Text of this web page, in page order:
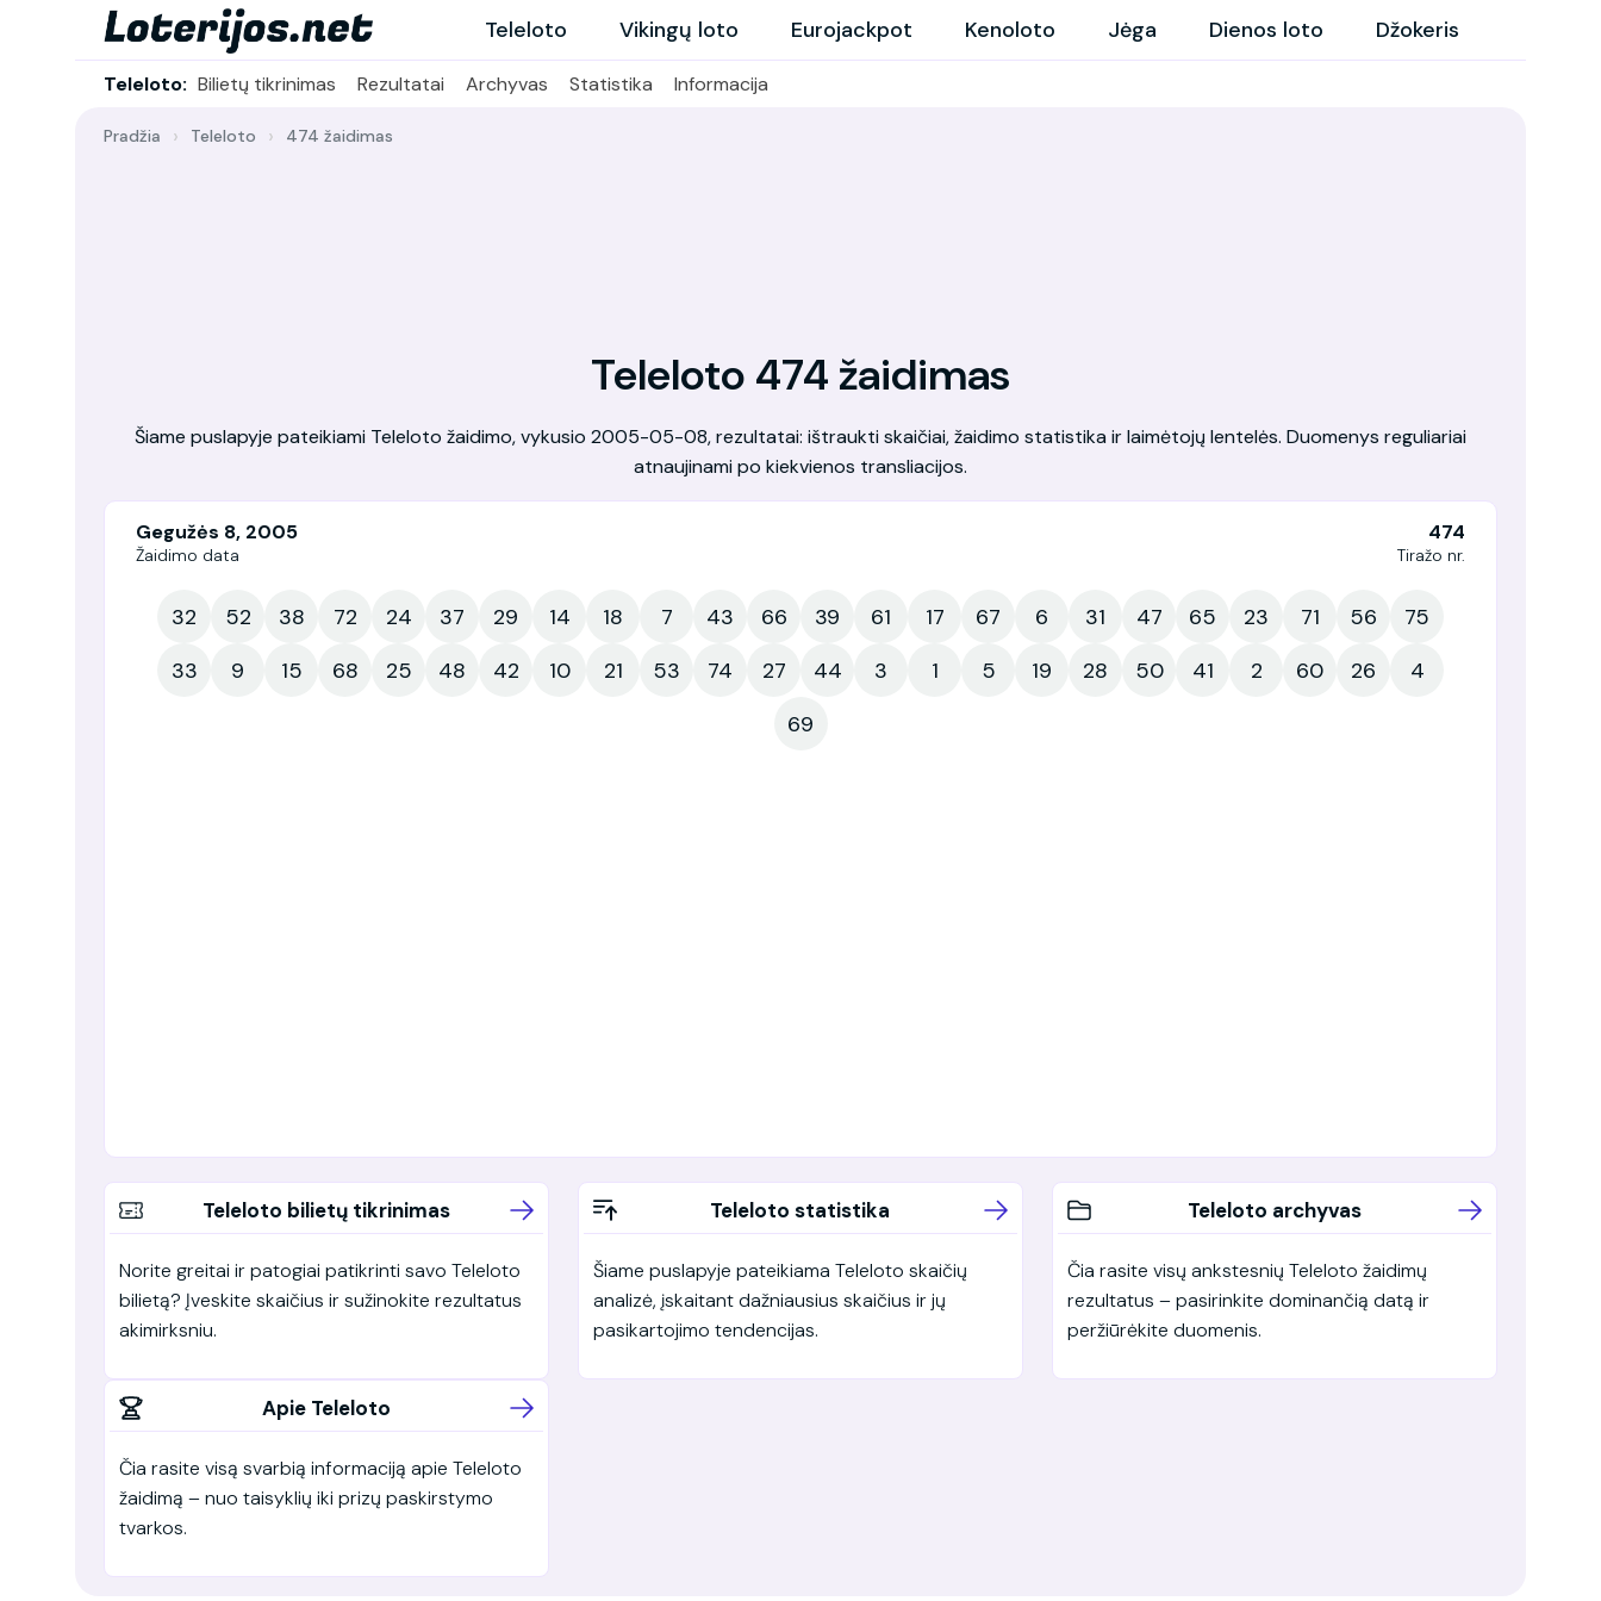
Teleloto Vikingų loto Eurojackpot Kenoloto Jėga Dienos loto Džokeris
Teleloto: Bilietų tikrinimas Rezultatai Archyvas Statistika Informacija
Pradžia Teleloto 474 žaidimas
Teleloto 474 žaidimas
Šiame puslapyje pateikiami Teleloto žaidimo, vykusio 2005-05-08, rezultatai: ištraukti skaičiai, žaidimo statistika ir laimėtojų lentelės. Duomenys reguliariai
atnaujinami po kiekvienos transliacijos.
Gegužės 8, 2005
Žaidimo data
474
Tiražo nr.
32 52 38 72 24 37 29 14 18 7 43 66 39 61 17 67 6 31 47 65 23 71 56
75
33
9 15 68 25 48 42 10 21 53 74 27 44 3 1 5 19 28 50 41 2 60 26
4
69
Teleloto bilietų tikrinimas
Norite greitai ir patogiai patikrinti savo Teleloto
bilietą? Įveskite skaičius ir sužinokite rezultatus
akimirksniu.
Teleloto statistika
Šiame puslapyje pateikiama Teleloto skaičių
analizė, įskaitant dažniausius skaičius ir jų
pasikartojimo tendencijas.
Teleloto archyvas
Čia rasite visų ankstesnių Teleloto žaidimų
rezultatus – pasirinkite dominančią datą ir
peržiūrėkite duomenis.
Apie Teleloto
Čia rasite visą svarbią informaciją apie Teleloto
žaidimą – nuo taisyklių iki prizų paskirstymo
tvarkos.